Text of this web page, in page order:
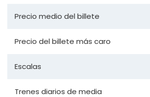
Precio medio del billete
Precio del billete más caro
Escalas
Trenes diarios de media